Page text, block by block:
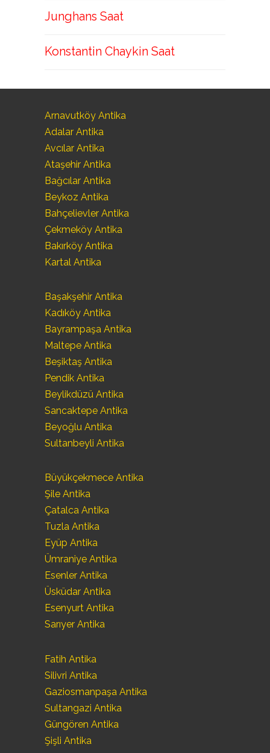
Junghans Saat
Konstantin Chaykin Saat
Arnavutköy Antika
Adalar Antika
Avcılar Antika
Ataşehir Antika
Bağcılar Antika
Beykoz Antika
Bahçelievler Antika
Çekmeköy Antika
Bakırköy Antika
Kartal Antika
Başakşehir Antika
Kadıköy Antika
Bayrampaşa Antika
Maltepe Antika
Beşiktaş Antika
Pendik Antika
Beylikdüzü Antika
Sancaktepe Antika
Beyoğlu Antika
Sultanbeyli Antika
Büyükçekmece Antika
Şile Antika
Çatalca Antika
Tuzla Antika
Eyüp Antika
Ümraniye Antika
Esenler Antika
Üsküdar Antika
Esenyurt Antika
Sarıyer Antika
Fatih Antika
Silivri Antika
Gaziosmanpaşa Antika
Sultangazi Antika
Güngören Antika
Şişli Antika